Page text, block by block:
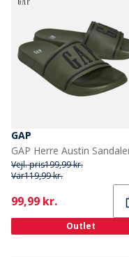
GAP
Vejl. pris199,99 kr.
Var119,99 kr.
Current
99,99 kr.
Outlet